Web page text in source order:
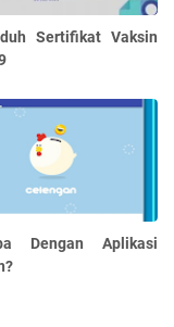
Sertifikat Vaksin
Dengan Aplikasi